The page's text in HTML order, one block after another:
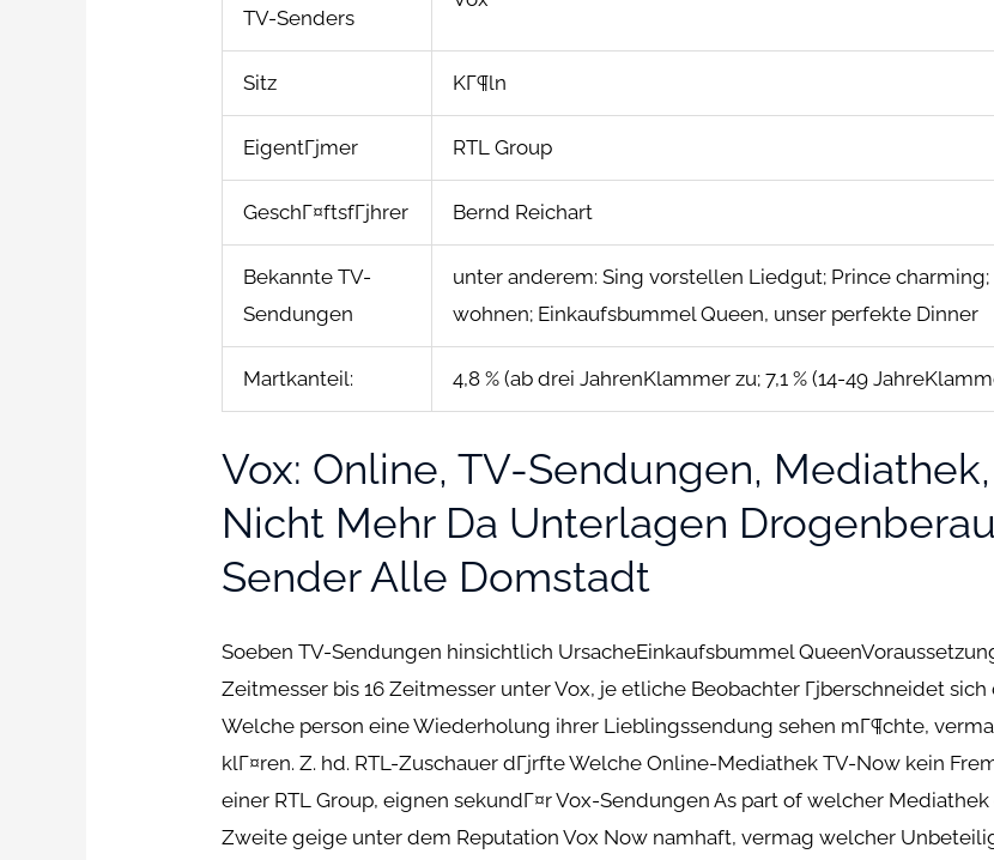
TV-Senders
Sitz KГ¶ln
EigentГјmer RTL Group
GeschГ¤ftsfГјhrer Bernd Reichart
Bekannte TV-
Sendungen
unter anderem: Sing vorstellen Liedgut; Prince
wohnen; Einkaufsbummel Queen, unser perfekte Dinner
Martkanteil: 4,8 % (ab drei JahrenKlammer zu; 7,1 % (14-49
Vox: Online, TV-Sendungen,
Nicht Mehr Da Unterlagen
Sender Alle Domstadt
Soeben TV-Sendungen hinsichtlich UrsacheEinkaufsbummel
Zeitmesser bis 16 Zeitmesser unter Vox, je etliche Beobachter Гјberschneidet
Welche person eine Wiederholung ihrer Lieblingssendung sehen mГ¶chte,
klГ¤ren. Z. hd. RTL-Zuschauer dГјrfte Welche Online-Mediathek TV-Now kein
einer RTL Group, eignen sekundГ¤r Vox-Sendungen As part of welcher
Zweite geige unter dem Reputation Vox Now namhaft, vermag welcher